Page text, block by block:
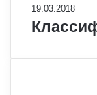
19.03.2018